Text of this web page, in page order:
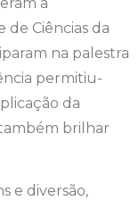
Ciências da
na palestra
permitiu-
da
brilhar
e diversão,